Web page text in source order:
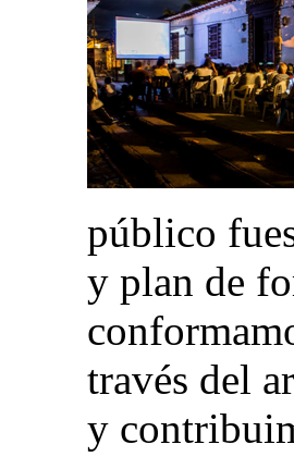
público
y plan de
través del
y